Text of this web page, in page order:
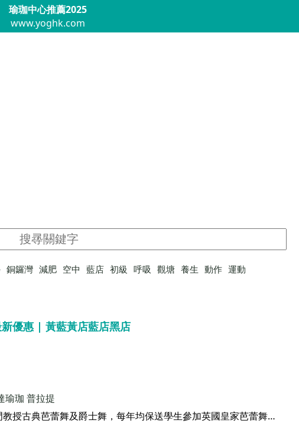
瑜珈中心推薦2025
www.yoghk.com
銅鑼灣 減肥 空中 藍店 初級 呼吸 觀塘 養生 動作 運動
新優惠 | 黃藍黃店藍店黑店
瑜珈 普拉提
羅逸雅芭蕾舞爵士舞學校創辦於1999年，專門教授古典芭蕾舞及爵士舞，每年均保送學生參加英國皇家芭蕾舞學院(RAD)舉辦之芭蕾舞分級考試，及澳洲舞蹈教師協會(ATOD)舉辦之爵士舞考試。 本校著重學生對外演出，經常與各大傳媒合作，舉辦多項大型公開表演活動，學員更多次在公開表演及比賽中取得卓越成績。更榮幸獲得2016年"香港最受歡迎品牌大獎"及"微笑企業大獎"等獎項，肯定了「羅逸雅芭蕾舞爵士舞學校」的成果，多年來一直深受業界及家長推崇。 本校並定期舉辦開放日給家長觀課藉此了解小朋友在學習上的進度，並由劉校長及導師親自評估小朋友的程度，再頒發”飛躍進步大獎” 及成績表以作鼓勵，令家長可充份了解小朋友上課的情況。